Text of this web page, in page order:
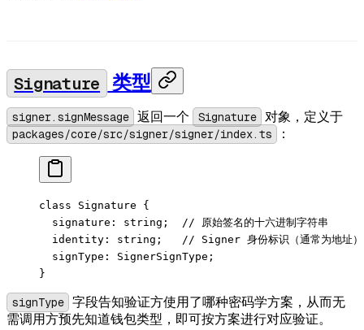
Signature 类型
signer.signMessage 返回一个 Signature 对象，定义于
packages/core/src/signer/signer/index.ts ：
class Signature {
  signature
: string ;
// 原始签名的十六进制字符串
  identity
: string ;
// Signer 身份标识（通常为地址）
  signType
: SignerSignType ;
}
signType
字段告知验证方使用了哪种密码学方案，从而无
需调用方预先知道钱包类型，即可按方案进行对应验证。